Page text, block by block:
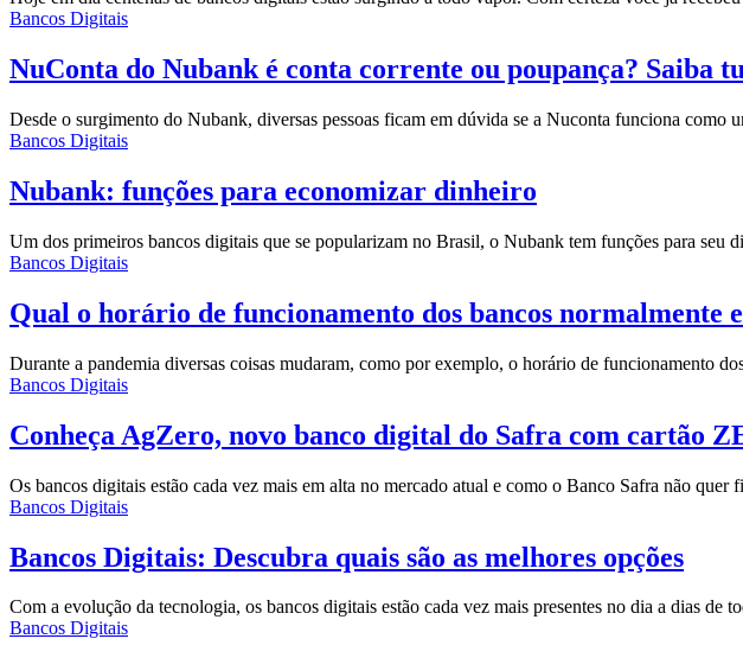
Bancos Digitais
NuConta do Nubank é conta corrente ou poupança? Saiba
Desde o surgimento do Nubank, diversas pessoas ficam em dúvida se a Nuconta funciona
Bancos Digitais
Nubank: funções para economizar dinheiro
Um dos primeiros bancos digitais que se popularizam no Brasil, o Nubank tem funções para
Bancos Digitais
Qual o horário de funcionamento dos bancos normalmente
Durante a pandemia diversas coisas mudaram, como por exemplo, o horário de funcionamento
Bancos Digitais
Conheça AgZero, novo banco digital do Safra com cartão
Os bancos digitais estão cada vez mais em alta no mercado atual e como o Banco Safra não
Bancos Digitais
Bancos Digitais: Descubra quais são as melhores opções
Com a evolução da tecnologia, os bancos digitais estão cada vez mais presentes no dia a dias
Bancos Digitais